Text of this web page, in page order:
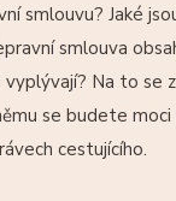
smlouvu? Jaké
smlouva
Na to se
se budete
cestujícího.